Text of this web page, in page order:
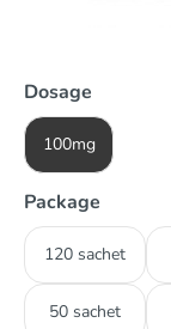
Dosage
100mg
Package
120 sachet
50 sachet